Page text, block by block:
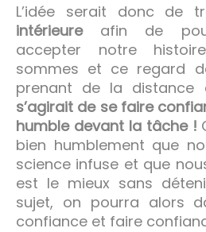
L’idée serait donc de
intérieureafin de
accepter notre
sommes et ce regard
prenant de la distance
s’agirait de se faire
humble devant la tâche !
bien humblement que
science infuse et que
est le mieux sans
sujet, on pourra alors
confiance et faire